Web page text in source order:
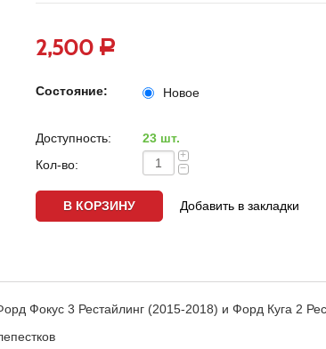
2,500 Р
Состояние: Новое
Доступность:
23 шт.
Кол-во:
+
−
Добавить в закладки
Фокус 3 Рестайлинг (2015-2018) и Форд Куга 2